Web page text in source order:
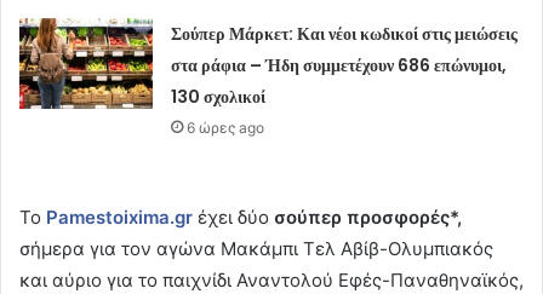
Σούπερ Μάρκετ: Και νέοι κωδικοί στις μειώσεις
στα ράφια – Ήδη συμμετέχουν 686 επώνυμοι,
130 σχολικοί
6 ώρες ago
Το Pamestoixima.gr έχει δύο σούπερ προσφορές*,
σήμερα για τον αγώνα Μακάμπι Τελ Αβίβ-Ολυμπιακός
και αύριο για το παιχνίδι Αναντολού Εφές-Παναθηναϊκός,